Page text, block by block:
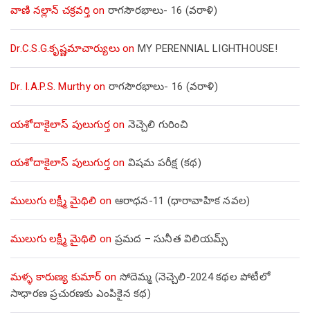
వాణి నల్లాన్ చక్రవర్తిon రాగసౌరభాలు- 16 (వరాళి)
Dr.C.S.G.కృష్ణమాచార్యులుon MY PERENNIAL LIGHTHOUSE!
Dr. I.A.P.S. Murthyon రాగసౌరభాలు- 16 (వరాళి)
యశోదాకైలాస్ పులుగుర్తon నెచ్చెలి గురించి
యశోదాకైలాస్ పులుగుర్తon విషమ పరీక్ష (క‌థ‌)
ములుగు లక్ష్మీ మైథిలి on ఆరాధన-11 (ధారావాహిక నవల)
ములుగు లక్ష్మీ మైథిలి on ప్రమద – సునీత విలియమ్స్
మళ్ళ కారుణ్య కుమార్ on సోదెమ్మ (నెచ్చెలి-2024 కథల పోటీలో
సాధారణ ప్రచురణకు ఎంపికైన కథ)